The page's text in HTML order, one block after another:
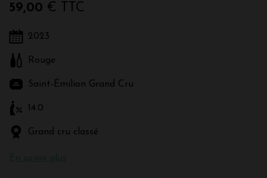
59,00 € TTC
2023
Rouge
Saint-Émilion Grand Cru
14.0
Grand cru classé